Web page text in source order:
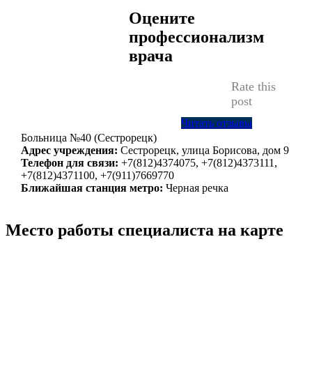
Оцените
профессионализм
врача
Rate this
post
Читать отзывы
Больница №40 (Сестрорецк)
Адрес учреждения: Сестрорецк, улица Борисова, дом 9
Телефон для связи: +7(812)4374075, +7(812)4373111,
+7(812)4371100, +7(911)7669770
Ближайшая станция метро: Черная речка
Место работы специалиста на карте